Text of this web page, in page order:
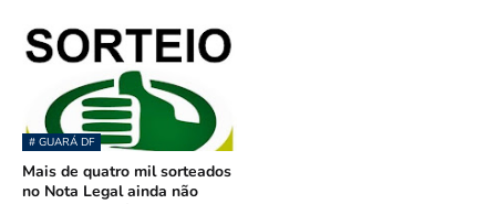
# GUARÁ DF
Mais de quatro mil sorteados
no Nota Legal ainda não